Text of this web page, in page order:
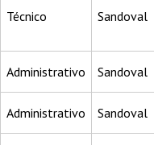
Técnico Sandoval
Administrativo Sandoval
Administrativo Sandoval